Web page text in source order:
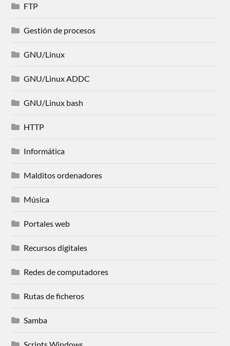
FTP
Gestión de procesos
GNU/Linux
GNU/Linux ADDC
GNU/Linux bash
HTTP
Informática
Malditos ordenadores
Música
Portales web
Recursos digitales
Redes de computadores
Rutas de ficheros
Samba
Scripts Windows